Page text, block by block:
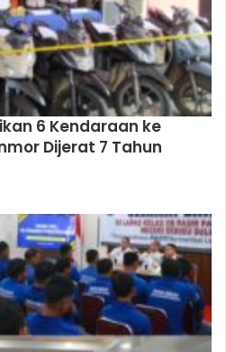
6 Kendaraan ke
Dijerat 7 Tahun